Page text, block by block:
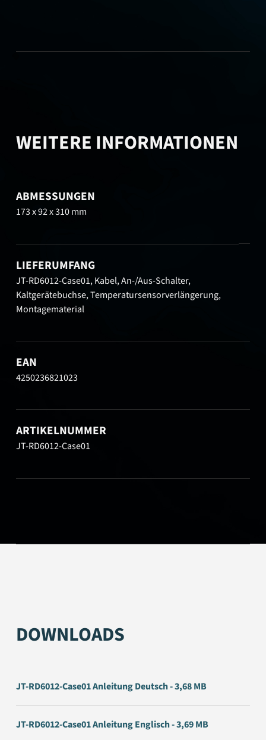
WEITERE INFORMATIONEN
ABMESSUNGEN
173 x 92 x 310 mm
LIEFERUMFANG
JT-RD6012-Case01, Kabel, An-/Aus-Schalter,
Kaltgerätebuchse, Temperatursensorverlängerung,
Montagematerial
EAN
4250236821023
ARTIKELNUMMER
JT-RD6012-Case01
DOWNLOADS
JT-RD6012-Case01 Anleitung Deutsch - 3,68 MB
JT-RD6012-Case01 Anleitung Englisch - 3,69 MB